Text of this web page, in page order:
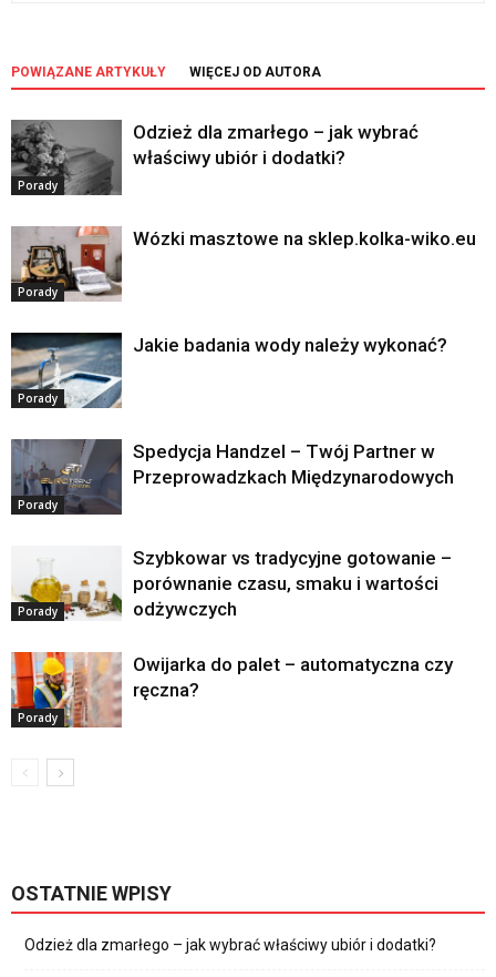
POWIĄZANE ARTYKUŁY WIĘCEJ OD AUTORA
Porady
Odzież dla zmarłego – jak wybrać
właściwy ubiór i dodatki?
Porady
Wózki masztowe na sklep.kolka-wiko.eu
Porady
Jakie badania wody należy wykonać?
Porady
Spedycja Handzel – Twój Partner w
Przeprowadzkach Międzynarodowych
Porady
Szybkowar vs tradycyjne gotowanie –
porównanie czasu, smaku i wartości
odżywczych
Porady
Owijarka do palet – automatyczna czy
ręczna?
OSTATNIE WPISY
Odzież dla zmarłego – jak wybrać właściwy ubiór i dodatki?